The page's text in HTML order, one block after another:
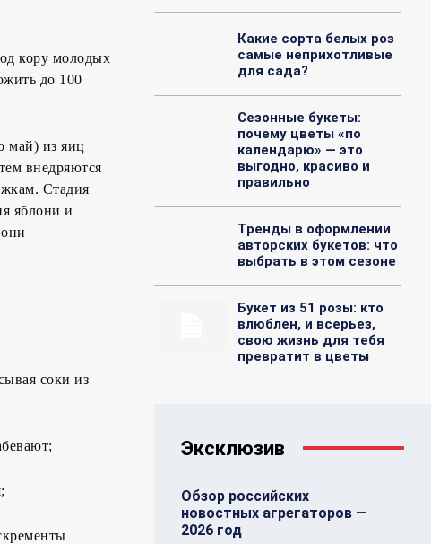
кору молодых
до 100
май) из яиц
внедряются
Стадия
яблони и
соки из
Какие сорта белых роз
самые неприхотливые
для сада?
Сезонные букеты:
почему цветы «по
календарю» — это
выгодно, красиво и
правильно
Тренды в оформлении
авторских букетов: что
выбрать в этом сезоне
Букет из 51 розы: кто
влюблен, и всерьез,
свою жизнь для тебя
превратит в цветы
Эксклюзив
Обзор российских
новостных агрегаторов —
2026 год